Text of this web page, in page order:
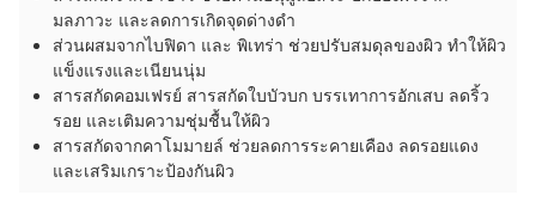
มลภาวะ และลดการเกิดจุดด่างดำ
ส่วนผสมจากไบฟิดา และ พิเทร่า ช่วยปรับสมดุลของผิว ทำให้ผิว
แข็งแรงและเนียนนุ่ม
สารสกัดคอมเฟรย์ สารสกัดใบบัวบก บรรเทาการอักเสบ ลดริ้ว
รอย และเติมความชุ่มชื้นให้ผิว
สารสกัดจากคาโมมายล์ ช่วยลดการระคายเคือง ลดรอยแดง
และเสริมเกราะป้องกันผิว